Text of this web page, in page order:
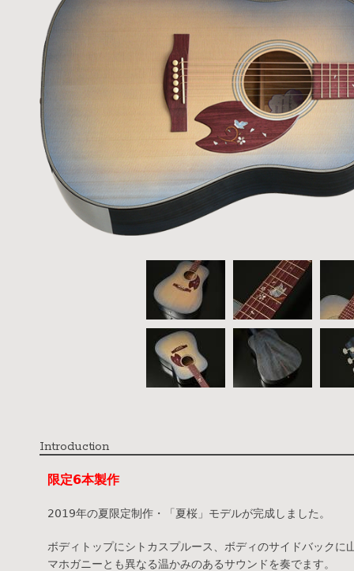
Introduction
限定6本製作
2019年の夏限定制作・「夏桜」モデルが完成しました。
ボディトップにシトカスプルース、ボディのサイドバックに
マホガニーとも異なる温かみのあるサウンドを奏でます。